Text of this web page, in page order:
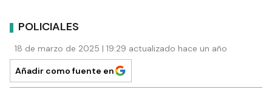
POLICIALES
18 de marzo de 2025 | 19:29 actualizado hace un año
Añadir como fuente en